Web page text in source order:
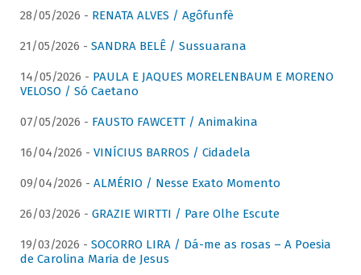
28/05/2026 - RENATA ALVES / Agôfunfè
21/05/2026 - SANDRA BELÊ / Sussuarana
14/05/2026 - PAULA E JAQUES MORELENBAUM E MORENO
VELOSO / Só Caetano
07/05/2026 - FAUSTO FAWCETT / Animakina
16/04/2026 - VINÍCIUS BARROS / Cidadela
09/04/2026 - ALMÉRIO / Nesse Exato Momento
26/03/2026 - GRAZIE WIRTTI / Pare Olhe Escute
19/03/2026 - SOCORRO LIRA / Dá-me as rosas – A Poesia
de Carolina Maria de Jesus